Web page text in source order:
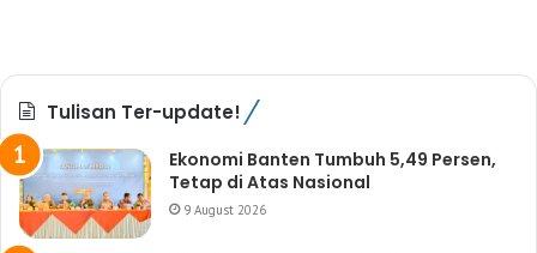
Tulisan Ter-update!
Ekonomi Banten Tumbuh 5,49 Persen,
Tetap di Atas Nasional
9 August 2026